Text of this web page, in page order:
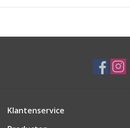
Klantenservice